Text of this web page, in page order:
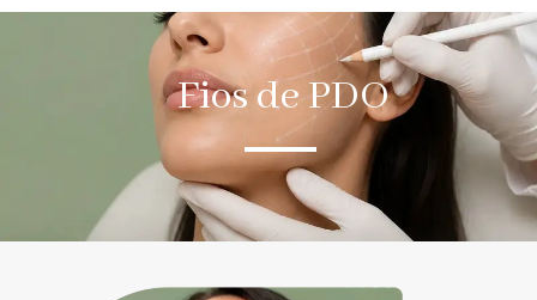
Fios de PDO